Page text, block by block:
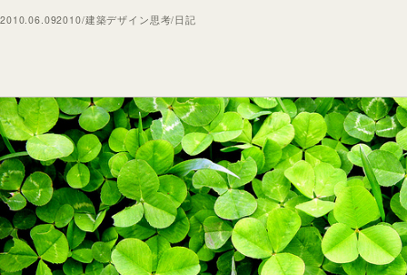
2010.06.092010/建築デザイン思考/日記